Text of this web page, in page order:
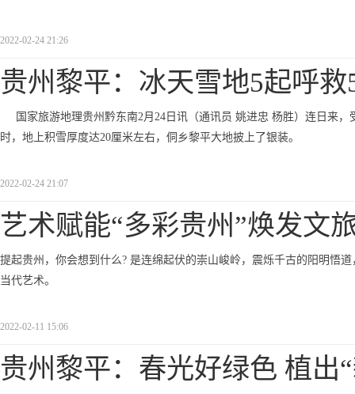
2022-02-24 21:26
贵州黎平：冰天雪地5起呼救
国家旅游地理贵州黔东南2月24日讯（通讯员 姚进忠 杨胜）连日来
时，地上积雪厚度达20厘米左右，侗乡黎平大地披上了银装。
2022-02-24 21:07
艺术赋能“多彩贵州”焕发文
提起贵州，你会想到什么? 是连绵起伏的崇山峻岭，震烁千古的阳明悟
当代艺术。
2022-02-11 15:06
贵州黎平：春光好绿色 植出